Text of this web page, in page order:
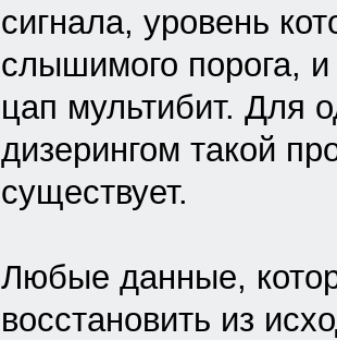
сигнала, уровень
слышимого порога,
цап мультибит. Для
дизерингом такой
существует.
Любые данные,
восстановить из